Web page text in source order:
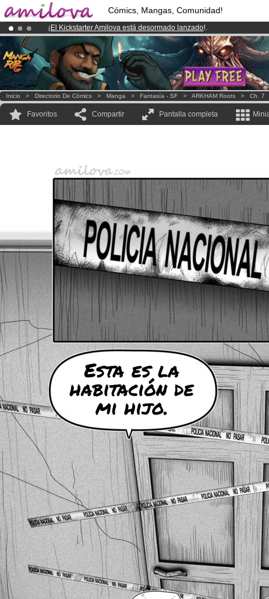
Cómics, Mangas, Comunidad!
¡ El Kickstarter Amilova está desormado lanzado!.
¡Ya tenemos 100000miembrosy 1000Cómics y Mangas!.
¡Conviertete en Premium por3.95 euros al mes!Hazte Premium ya
Inicio > Directorio De Cómics > Manga > Fantasía - SF > ARKHAM Roots > Ch. 7
Favoritos Compartir Pantalla completa
Esta es la
habitación de
mi hijo.